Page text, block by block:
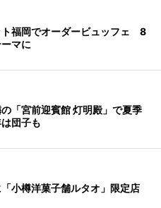
ト福岡でオーダービュッフェ 8
マに
「宮前迎賓館 灯明殿」で夏季
団子も
小樽洋菓子舗ルタオ」限定店